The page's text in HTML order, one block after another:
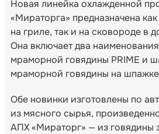
Новая линейка охлажденной
«Мираторга» предназначена
на гриле, так и на сковороде в
Она включает два
мраморной говядины PRIME и
мраморной говядины на
Обе новинки изготовлены по
из мясного сырья,
АПХ «Мираторг» — из говядины